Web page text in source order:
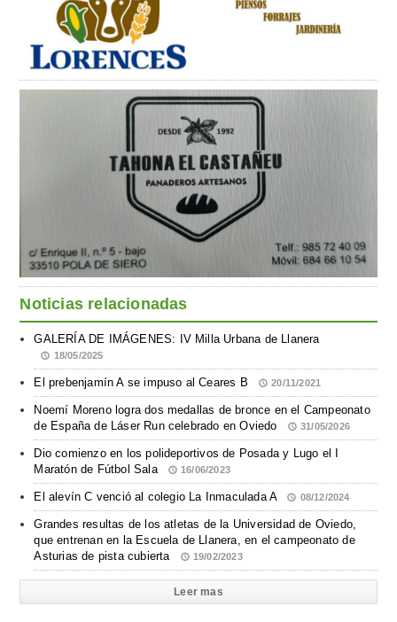
Noticias relacionadas
GALERÍA DE IMÁGENES: IV Milla Urbana de Llanera
18/05/2025
El prebenjamín A se impuso al Ceares B 20/11/2021
Noemí Moreno logra dos medallas de bronce en el Campeonato
de España de Láser Run celebrado en Oviedo
31/05/2026
Dio comienzo en los polideportivos de Posada y Lugo el I
Maratón de Fútbol Sala
16/06/2023
El alevín C venció al colegio La Inmaculada A 08/12/2024
Grandes resultas de los atletas de la Universidad de Oviedo,
que entrenan en la Escuela de Llanera, en el campeonato de
Asturias de pista cubierta
19/02/2023
Leer mas